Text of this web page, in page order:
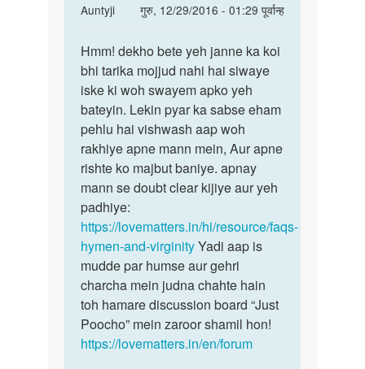
Auntyji
गुरु, 12/29/2016 - 01:29 पूर्वान्ह
In
to
Kaise
pata
kare
ki
ladki
by
mahi
Hmm!
dekho
bete
yeh
janne
ka
Hmm! dekho bete yeh janne ka koi
bhi tarika mojjud nahi hai siwaye
iske ki woh swayem apko yeh
bateyin. Lekin pyar ka sabse eham
pehlu hai vishwash aap woh
rakhiye apne mann mein, Aur apne
rishte ko majbut baniye. apnay
mann se doubt clear kijiye aur yeh
padhiye:
https://lovematters.in/hi/resource/faqs-
hymen-and-virginityYadi aap is
mudde par humse aur gehri
charcha mein judna chahte hain
toh hamare discussion board “Just
Poocho” mein zaroor shamil hon!
https://lovematters.in/en/forum